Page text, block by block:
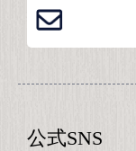
公式SNS